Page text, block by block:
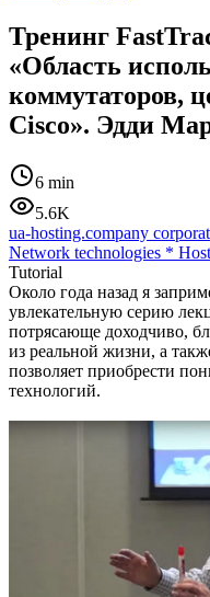
Тренинг
«Область
коммутаторов,
Cisco». Эдди
6 min
5.6K
ua-hosting.company
Network technologies *
Tutorial
Около года назад я
увлекательную серию
потрясающе доходчиво,
из реальной жизни, а
позволяет приобрести
технологий.